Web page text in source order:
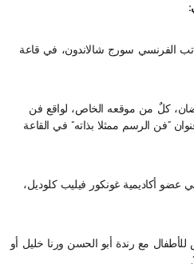
الفرنسي سورج شالاندون، في قاعة
كلٌ من موقعه الخاص، لواقع فن
“فن الرسم ممثلا بذاته” في القاعة
عضو أكاديمية غونكور فيليب كلوديل،
مع رندة أبو الحسن ورنا خليل أو